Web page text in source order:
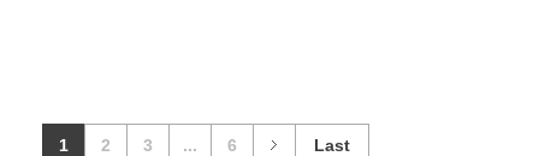
1 2 3 ... 6 Last